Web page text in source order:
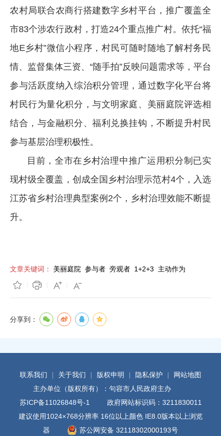
农村局联合农商行搭建数字乡村平台，推广覆盖全
市83个涉农行政村，打造24个重点推广村。依托“福
地E乡村”微信小程序，村民可随时随地了解村务民
情、监督集体三资、“随手拍”反映问题需求等，平台
参与活跃度纳入综治积分管理，通过数字化平台将
村民行为量化积分，与文明家庭、美丽庭院评选相
结合，与金融积分、福利兑换挂钩，不断提升村民
参与基层治理积极性。
目前，全市在乡村治理中推广运用积分制已实
现村级全覆盖，创成全国乡村治理示范村4个，入选
江苏省乡村治理典型案例2个，乡村治理效能不断提
升。
文章关键词： 美丽庭院 参与者 旁观者 1+2+3 主动作为
分享到：
联系我们 | 关于我们 | 版权申明 | 隐私保护 |
网站地图
主办单位（版权所有）：句容市人民政府主办
苏ICP备11026848号-1
政府网站标识码：3211830011
建议使用1024×768分辨率 16位以上颜色 IE8.0版本以上浏览
器
苏公网安备 32118302000193号